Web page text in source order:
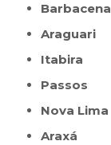
Barbacena
Araguari
Itabira
Passos
Nova Lima
Araxá